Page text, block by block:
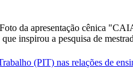
da apresentação cênica
inspirou a pesquisa de
(PIT) nas relações de